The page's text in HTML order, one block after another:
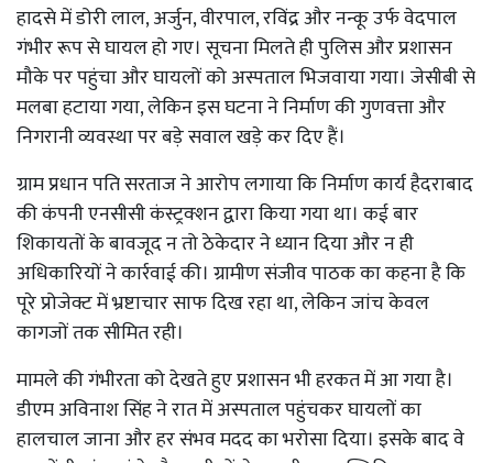
हादसे में डोरी लाल, अर्जुन, वीरपाल, रविंद्र और नन्कू उर्फ वेदपाल
गंभीर रूप से घायल हो गए। सूचना मिलते ही पुलिस और प्रशासन
मौके पर पहुंचा और घायलों को अस्पताल भिजवाया गया। जेसीबी से
मलबा हटाया गया, लेकिन इस घटना ने निर्माण की गुणवत्ता और
निगरानी व्यवस्था पर बड़े सवाल खड़े कर दिए हैं।
ग्राम प्रधान पति सरताज ने आरोप लगाया कि निर्माण कार्य हैदराबाद
की कंपनी एनसीसी कंस्ट्रक्शन द्वारा किया गया था। कई बार
शिकायतों के बावजूद न तो ठेकेदार ने ध्यान दिया और न ही
अधिकारियों ने कार्रवाई की। ग्रामीण संजीव पाठक का कहना है कि
पूरे प्रोजेक्ट में भ्रष्टाचार साफ दिख रहा था, लेकिन जांच केवल
कागजों तक सीमित रही।
मामले की गंभीरता को देखते हुए प्रशासन भी हरकत में आ गया है।
डीएम अविनाश सिंह ने रात में अस्पताल पहुंचकर घायलों का
हालचाल जाना और हर संभव मदद का भरोसा दिया। इसके बाद वे